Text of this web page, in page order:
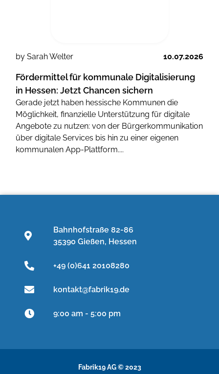
by Sarah Welter 10.07.2026
Fördermittel für kommunale Digitalisierung
in Hessen: Jetzt Chancen sichern
Gerade jetzt haben hessische Kommunen die
Möglichkeit, finanzielle Unterstützung für digitale
Angebote zu nutzen: von der Bürgerkommunikation
über digitale Services bis hin zu einer eigenen
kommunalen App-Plattform....
Bahnhofstraße 82-86
35390 Gießen, Hessen
+49 (0)641 20108280
kontakt@fabrik19.de
9:00 am - 5:00 pm
Fabrik19 AG © 2023